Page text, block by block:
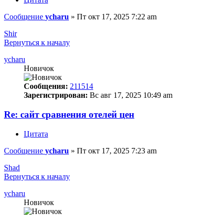
Сообщение ycharu » Пт окт 17, 2025 7:22 am
Shir
Вернуться к началу
ycharu
Новичок
Сообщения: 211514
Зарегистрирован: Вс авг 17, 2025 10:49 am
Re: сайт сравнения отелей цен
Цитата
Сообщение ycharu » Пт окт 17, 2025 7:23 am
Shad
Вернуться к началу
ycharu
Новичок